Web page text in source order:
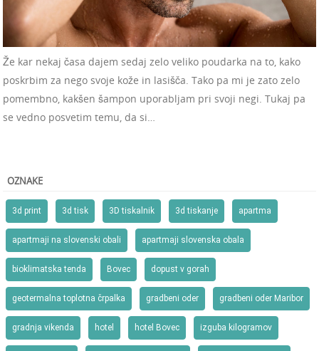
Že kar nekaj časa dajem sedaj zelo veliko poudarka na to, kako
poskrbim za nego svoje kože in lasišča. Tako pa mi je zato zelo
pomembno, kakšen šampon uporabljam pri svoji negi. Tukaj pa
se vedno posvetim temu, da si…
OZNAKE
3d print 3d tisk 3D tiskalnik 3d tiskanje apartma
apartmaji na slovenski obali apartmaji slovenska obala
bioklimatska tenda Bovec dopust v gorah
geotermalna toplotna črpalka gradbeni oder gradbeni oder Maribor
gradnja vikenda hotel hotel Bovec izguba kilogramov